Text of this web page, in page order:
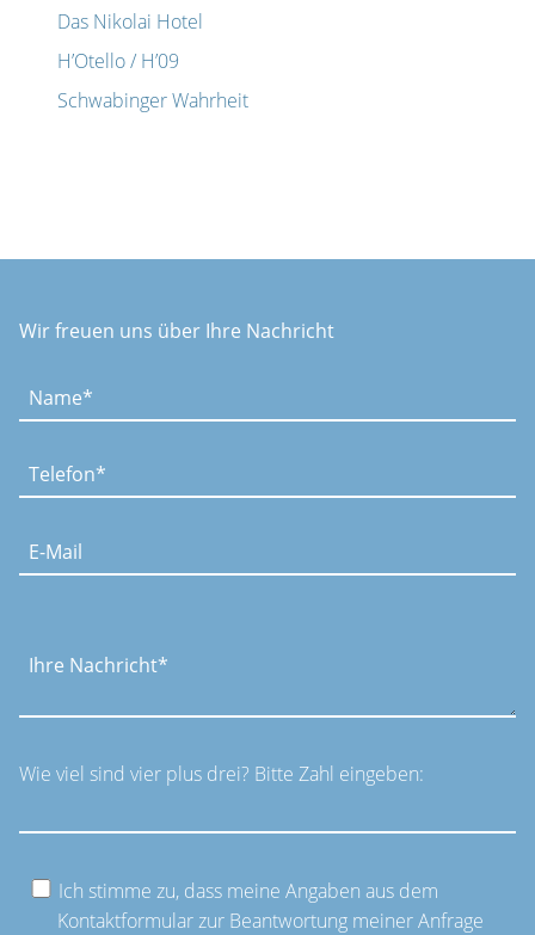
Das Nikolai Hotel
H’Otello / H’09
Schwabinger Wahrheit
Wir freuen uns über Ihre Nachricht
lasse
Feld
Wie viel sind vier plus drei? Bitte Zahl eingeben:
Ich stimme zu, dass meine Angaben aus dem
Kontaktformular zur Beantwortung meiner Anfrage